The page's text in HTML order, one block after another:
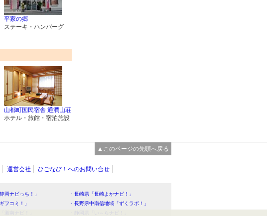
平家の郷
ステーキ・ハンバーグ
山都町国民宿舎 通潤山荘
ホテル・旅館・宿泊施設
▲このページの先頭へ戻る
運営会社 ひごなび！へのお問い合せ
岡ナビっち！」
・長崎県「長崎よかナビ！」
フコミ！」
・長野県中南信地域「ずくラボ！」